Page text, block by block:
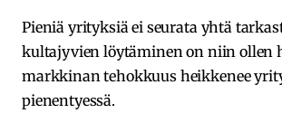
Pieniä yrityksiä ei seurata yhtä
kultajyvien löytäminen on niin ollen
markkinan tehokkuus heikkenee
pienentyessä.